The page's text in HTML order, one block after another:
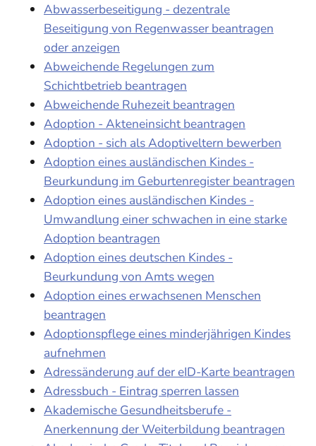
Abwasserbeseitigung - dezentrale
Beseitigung von Regenwasser beantragen
oder anzeigen
Abweichende Regelungen zum
Schichtbetrieb beantragen
Abweichende Ruhezeit beantragen
Adoption - Akteneinsicht beantragen
Adoption - sich als Adoptiveltern bewerben
Adoption eines ausländischen Kindes -
Beurkundung im Geburtenregister beantragen
Adoption eines ausländischen Kindes -
Umwandlung einer schwachen in eine starke
Adoption beantragen
Adoption eines deutschen Kindes -
Beurkundung von Amts wegen
Adoption eines erwachsenen Menschen
beantragen
Adoptionspflege eines minderjährigen Kindes
aufnehmen
Adressänderung auf der eID-Karte beantragen
Adressbuch - Eintrag sperren lassen
Akademische Gesundheitsberufe -
Anerkennung der Weiterbildung beantragen